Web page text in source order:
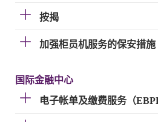
按揭
加强柜员机服务的保安措施
国际金融中心
电子帐单及缴费服务（